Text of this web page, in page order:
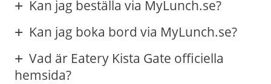
Kan jag beställa via MyLunch.se?
Kan jag boka bord via MyLunch.se?
Vad är Eatery Kista Gate officiella
hemsida?